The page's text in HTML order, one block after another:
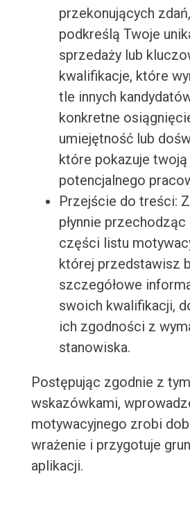
przekonujących
podkreślą Twoje
sprzedaży lub
kwalifikacje, które
tle innych
konkretne
umiejętność lub
które pokazuje
potencjalnego
Przejście do treści:
płynnie przechodząc
części listu
której przedstawisz
szczegółowe
swoich kwalifikacji,
ich zgodności z
stanowiska.
Postępując zgodnie z
wskazówkami,
motywacyjnego zrobi
wrażenie i przygotuje
aplikacji.